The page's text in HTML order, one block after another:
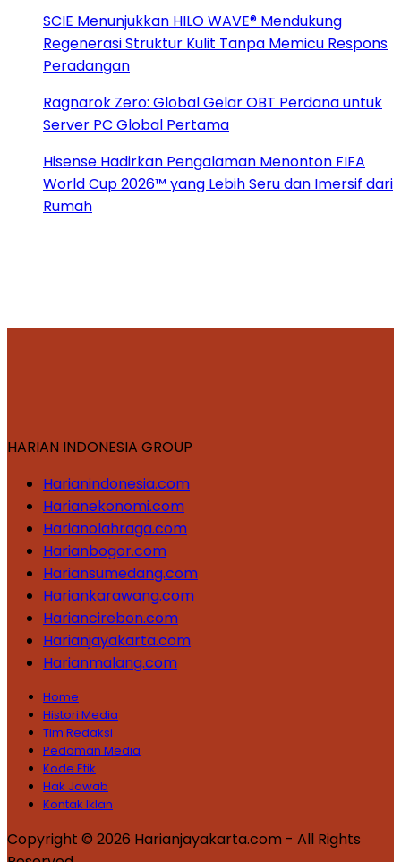
SCIE Menunjukkan HILO WAVE® Mendukung
Regenerasi Struktur Kulit Tanpa Memicu Respons
Peradangan
Ragnarok Zero: Global Gelar OBT Perdana untuk
Server PC Global Pertama
Hisense Hadirkan Pengalaman Menonton FIFA
World Cup 2026™ yang Lebih Seru dan Imersif dari
Rumah
HARIAN INDONESIA GROUP
Harianindonesia.com
Harianekonomi.com
Harianolahraga.com
Harianbogor.com
Hariansumedang.com
Hariankarawang.com
Hariancirebon.com
Harianjayakarta.com
Harianmalang.com
Home
Histori Media
Tim Redaksi
Pedoman Media
Kode Etik
Hak Jawab
Kontak Iklan
Copyright © 2026 Harianjayakarta.com - All Rights